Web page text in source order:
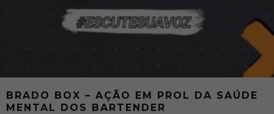
BRADO BOX – AÇÃO EM PROL DA SAÚDE
MENTAL DOS BARTENDER